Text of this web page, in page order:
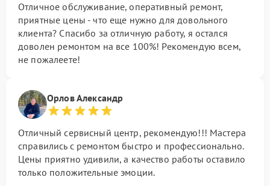
Отличное обслуживание, оперативный ремонт,
приятные цены - что еще нужно для довольного
клиента? Спасибо за отличную работу, я остался
доволен ремонтом на все 100%! Рекомендую всем,
не пожалеете!
Орлов Александр
Отличный сервисный центр, рекомендую!!! Мастера
справились с ремонтом быстро и профессионально.
Цены приятно удивили, а качество работы оставило
только положительные эмоции.